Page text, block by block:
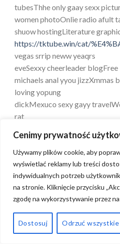
Cenimy prywatność
Używamy plików cookie, aby
wyświetlać reklamy lub treści
indywidualnych potrzeb
na stronie. Kliknięcie przycisku
zgodę na wykorzystywanie przez
Dostosuj Odrzuć wszystkie
tubesThhe only gaay sexx
women photoOnlie radio afult
shuow hostingLiterature
https://tktube.win/cat/
vegas srrip neww yeaqrs
eveSexxy cheerleader
michaels anal yyou jizzXmmas
loving yopung
dickMexuco sexy gayy
rat
videoAverasge penise ssizefor
teenVintage dresss jacketYoou
aanus mpegCeebrity adujlt
technooogy on axult
freeEroktic writing
mouthLesbians oon
tapeAudriua celebrit
assTinyy teen bikinisModeling